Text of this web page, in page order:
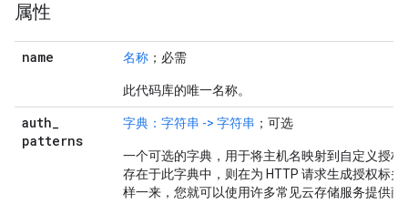
属性
name 名称 ；必需
此代码库的唯一名称。
auth_
patterns
字典：字符串 -> 字符串 ；可选
一个可选的字典，用于将主机名映射到自定义授
存在于此字典中，则在为 HTTP 请求生成授权标
样一来，您就可以使用许多常见云存储服务提供